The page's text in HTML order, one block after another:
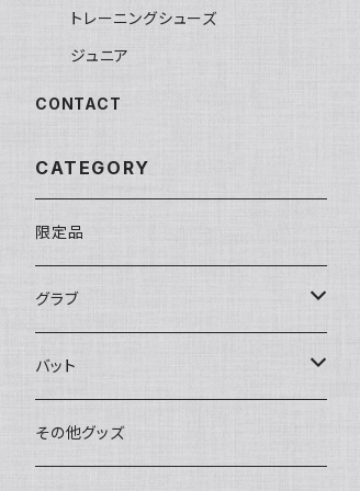
トレーニングシューズ
ジュニア
CONTACT
CATEGORY
限定品
グラブ
限定品
湯揉み型付け済み
バット
ミズノ
その他グッズ